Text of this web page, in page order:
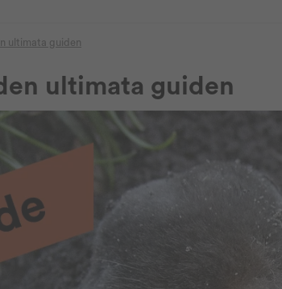
ultimata guiden
ultimata guiden